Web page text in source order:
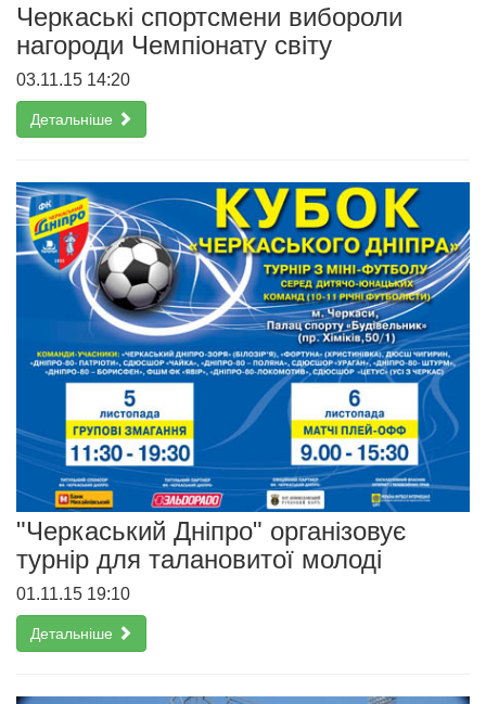
Черкаські спортсмени вибороли
нагороди Чемпіонату світу
03.11.15 14:20
Детальніше
"Черкаський Дніпро" організовує
турнір для талановитої молоді
01.11.15 19:10
Детальніше